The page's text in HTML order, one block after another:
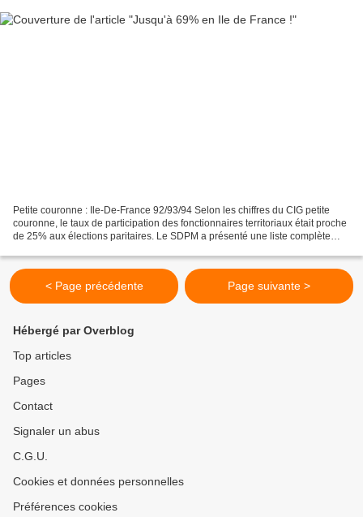
Petite couronne : Ile-De-France 92/93/94 Selon les chiffres du CIG petite
couronne, le taux de participation des fonctionnaires territoriaux était proche
de 25% aux élections paritaires. Le SDPM a présenté une liste complète
< Page précédente Page suivante >
Hébergé par Overblog
Top articles
Pages
Contact
Signaler un abus
C.G.U.
Cookies et données personnelles
Préférences cookies